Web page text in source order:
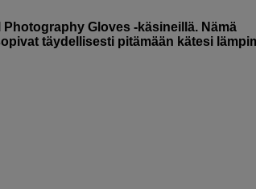
Gloves -käsineillä. Nämä
täydellisesti pitämään kätesi